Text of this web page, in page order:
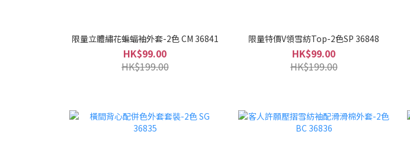
限量立體繡花蝙蝠袖外套-2色 CM 36841
HK$99.00
HK$199.00
限量特價V領雪紡Top-2色SP 36848
HK$99.00
HK$199.00